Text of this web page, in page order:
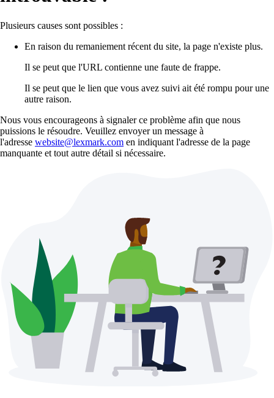
Plusieurs causes sont possibles :
En raison du remaniement récent du site, la page n'existe plus.
Il se peut que l'URL contienne une faute de frappe.
Il se peut que le lien que vous avez suivi ait été rompu pour une
autre raison.
Nous vous encourageons à signaler ce problème afin que nous
puissions le résoudre. Veuillez envoyer un message à
l'adresse website@lexmark.com en indiquant l'adresse de la page
manquante et tout autre détail si nécessaire.